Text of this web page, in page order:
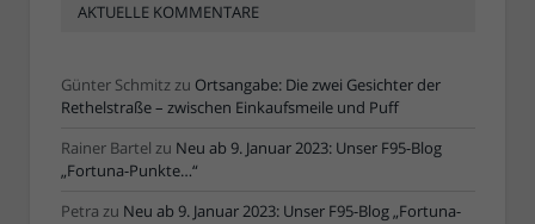
AKTUELLE KOMMENTARE
Günter Schmitzzu Ortsangabe: Die zwei Gesichter der
Rethelstraße – zwischen Einkaufsmeile und Puff
Rainer Bartel zu Neu ab 9. Januar 2023: Unser F95-Blog
„Fortuna-Punkte…“
Petra zu Neu ab 9. Januar 2023: Unser F95-Blog „Fortuna-